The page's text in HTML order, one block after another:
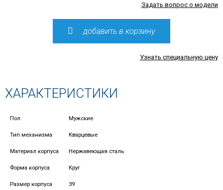
Задать вопрос о модели
добавить в корзину
Узнать специальную цену
ХАРАКТЕРИСТИКИ
Пол Мужские
Тип механизма Кварцевые
Материал корпуса Нержавеющая сталь
Форма корпуса Круг
Размер корпуса 39